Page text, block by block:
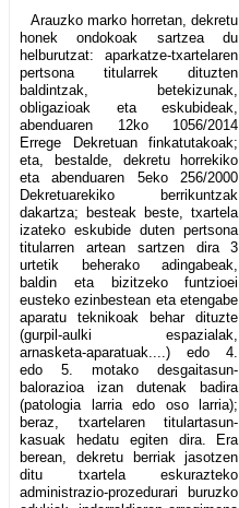
Arauzko marko horretan, dekretu
honek ondokoak sartzea du
helburutzat: aparkatze-txartelaren
pertsona titularrek dituzten
baldintzak, betekizunak,
obligazioak eta eskubideak,
abenduaren 12ko 1056/2014
Errege Dekretuan finkatutakoak;
eta, bestalde, dekretu horrekiko
eta abenduaren 5eko 256/2000
Dekretuarekiko berrikuntzak
dakartza; besteak beste, txartela
izateko eskubide duten pertsona
titularren artean sartzen dira 3
urtetik beherako adingabeak,
baldin eta bizitzeko funtzioei
eusteko ezinbestean eta etengabe
aparatu teknikoak behar dituzte
(gurpil-aulki espazialak,
arnasketa-aparatuak....) edo 4.
edo 5. motako desgaitasun-
balorazioa izan dutenak badira
(patologia larria edo oso larria);
beraz, txartelaren titulartasun-
kasuak hedatu egiten dira. Era
berean, dekretu berriak jasotzen
ditu txartela eskurazteko
administrazio-prozedurari buruzko